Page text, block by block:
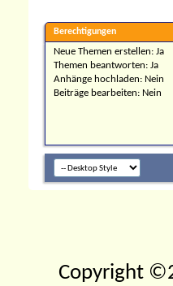
Berechtigungen
Neue Themen erstellen: Ja
Themen beantworten: Ja
Anhänge hochladen: Nein
Beiträge bearbeiten: Nein
Copyright